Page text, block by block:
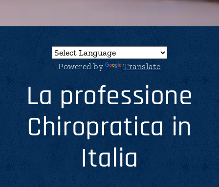
Powered by Translate
La professione
Chiropratica in
Italia